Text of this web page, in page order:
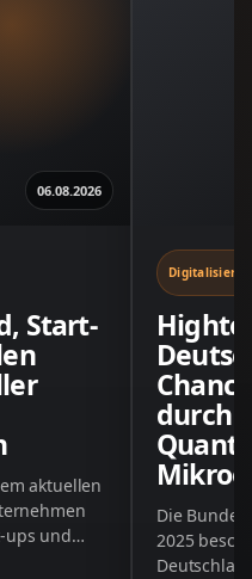
06.08.2026
Start-
aktuellen
ups und
durch
Die
2025